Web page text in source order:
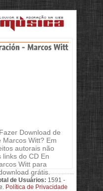
Download de
Marcos Witt? Em
autorais não
links do CD En
Witt para
grátis.
de Usuários: 1591 -
Política de Privacidade